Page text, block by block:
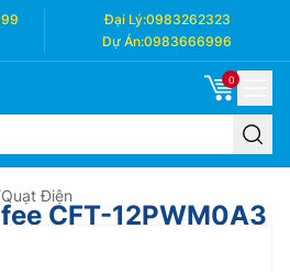
Đại Lý:0983262323
Dự Án:0983666996
0
Quạt Điện
CFT-12PWM0A3